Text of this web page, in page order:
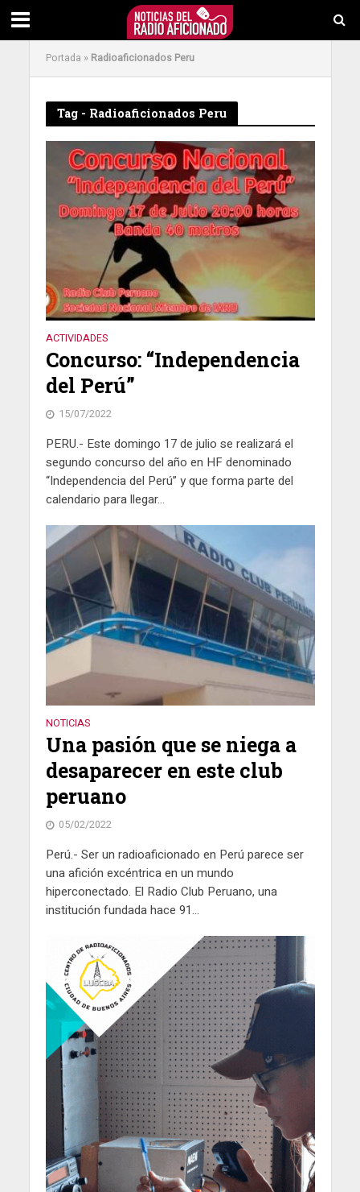
Portada » Radioaficionados Peru
Tag - Radioaficionados Peru
ACTIVIDADES
Concurso: “Independencia
del Perú”
15/07/2022
PERU.- Este domingo 17 de julio se realizará el
segundo concurso del año en HF denominado
“Independencia del Perú” y que forma parte del
calendario para llegar...
NOTICIAS
Una pa­sión que se nie­ga a
des­a­pa­re­cer en este club
pe­ruano
05/02/2022
Perú.- Ser un radioaficionado en Perú parece ser
una afi­ción ex­cén­tri­ca en un mundo
hiperconectado. El Radio Club Peruano, una
institución fundada hace 91...